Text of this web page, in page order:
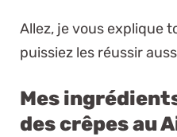
Allez, je vous explique
puissiez les réussir
Mes
des crêpes au